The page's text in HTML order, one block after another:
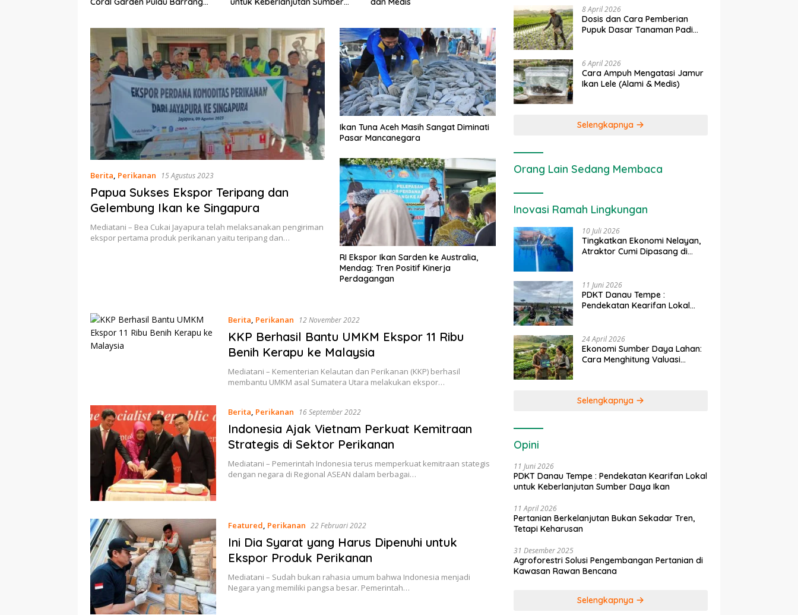
Berita, Perikanan 15 Agustus 2023
Papua Sukses Ekspor Teripang dan
Gelembung Ikan ke Singapura
Mediatani – Bea Cukai Jayapura telah melaksanakan pengiriman
ekspor pertama produk perikanan yaitu teripang dan…
Ikan Tuna Aceh Masih Sangat Diminati
Pasar Mancanegara
RI Ekspor Ikan Sarden ke Australia,
Mendag: Tren Positif Kinerja
Perdagangan
Berita, Perikanan 12 November 2022
KKP Berhasil Bantu UMKM Ekspor 11 Ribu
Benih Kerapu ke Malaysia
Mediatani – Kementerian Kelautan dan Perikanan (KKP) berhasil
membantu UMKM asal Sumatera Utara melakukan ekspor…
Berita, Perikanan 16 September 2022
Indonesia Ajak Vietnam Perkuat Kemitraan
Strategis di Sektor Perikanan
Mediatani – Pemerintah Indonesia terus memperkuat kemitraan stategis
dengan negara di Regional ASEAN dalam berbagai…
Featured, Perikanan 22 Februari 2022
Ini Dia Syarat yang Harus Dipenuhi untuk
Ekspor Produk Perikanan
Mediatani – Sudah bukan rahasia umum bahwa Indonesia menjadi
Negara yang memiliki pangsa besar. Pemerintah…
8 April 2026
Dosis dan Cara Pemberian
Pupuk Dasar Tanaman Padi
6 April 2026
Cara Ampuh Mengatasi Jamur
Ikan Lele (Alami & Medis)
Selengkapnya
Orang Lain Sedang Membaca
Inovasi Ramah Lingkungan
10 Juli 2026
Tingkatkan Ekonomi Nelayan,
Atraktor Cumi Dipasang di
11 Juni 2026
PDKT Danau Tempe :
Pendekatan Kearifan Lokal
24 April 2026
Ekonomi Sumber Daya Lahan:
Cara Menghitung Valuasi
Selengkapnya
Opini
11 Juni 2026
PDKT Danau Tempe : Pendekatan Kearifan Lokal
untuk Keberlanjutan Sumber Daya Ikan
11 April 2026
Pertanian Berkelanjutan Bukan Sekadar Tren,
Tetapi Keharusan
31 Desember 2025
Agroforestri Solusi Pengembangan Pertanian di
Kawasan Rawan Bencana
Selengkapnya